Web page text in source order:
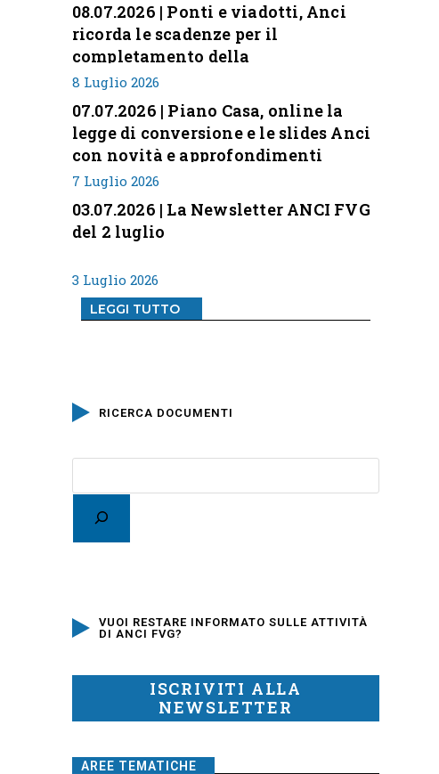
08.07.2026 | Ponti e viadotti, Anci
ricorda le scadenze per il
completamento della
classificazione del rischio
8 Luglio 2026
07.07.2026 | Piano Casa, online la
legge di conversione e le slides Anci
con novità e approfondimenti
7 Luglio 2026
03.07.2026 | La Newsletter ANCI FVG
del 2 luglio
3 Luglio 2026
LEGGI TUTTO
RICERCA DOCUMENTI
VUOI RESTARE INFORMATO SULLE ATTIVITÀ
DI ANCI FVG?
ISCRIVITI ALLA
NEWSLETTER
AREE TEMATICHE